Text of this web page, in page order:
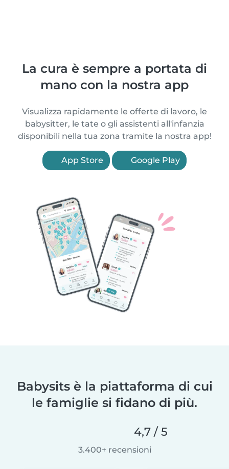
La cura è sempre a portata di
mano con la nostra app
Visualizza rapidamente le offerte di lavoro, le
babysitter, le tate o gli assistenti all'infanzia
disponibili nella tua zona tramite la nostra app!
App Store Google Play
Babysits è la piattaforma di cui
le famiglie si fidano di più.
4,7 / 5
3.400+ recensioni